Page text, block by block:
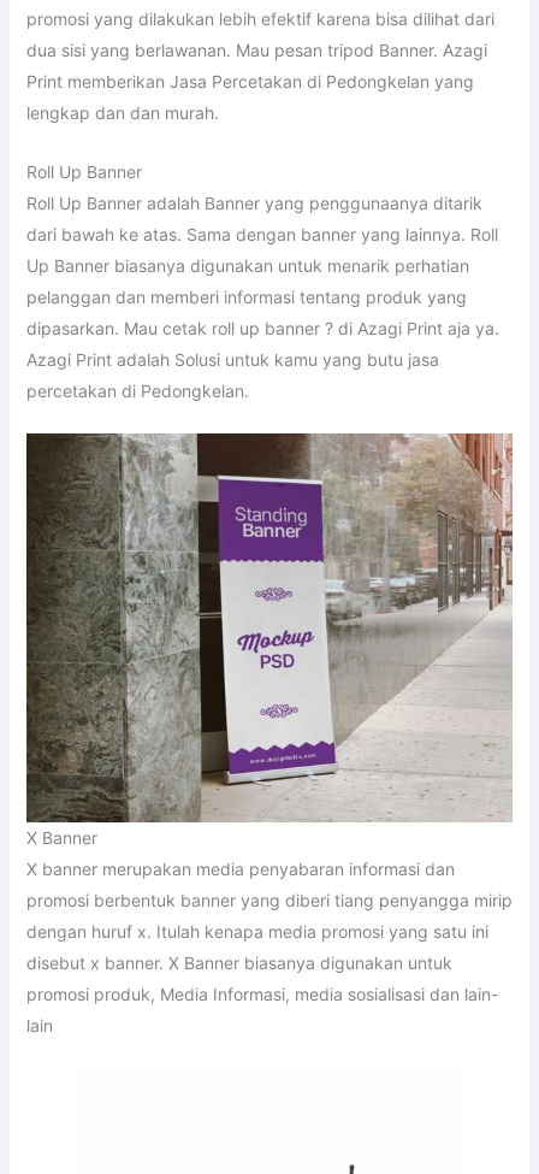
promosi yang dilakukan lebih efektif karena bisa dilihat dari
dua sisi yang berlawanan. Mau pesan tripod Banner. Azagi
Print memberikan Jasa Percetakan di Pedongkelan yang
lengkap dan dan murah.
Roll Up Banner
Roll Up Banner adalah Banner yang penggunaanya ditarik
dari bawah ke atas. Sama dengan banner yang lainnya. Roll
Up Banner biasanya digunakan untuk menarik perhatian
pelanggan dan memberi informasi tentang produk yang
dipasarkan. Mau cetak roll up banner ? di Azagi Print aja ya.
Azagi Print adalah Solusi untuk kamu yang butu jasa
percetakan di Pedongkelan.
X Banner
X banner merupakan media penyabaran informasi dan
promosi berbentuk banner yang diberi tiang penyangga mirip
dengan huruf x. Itulah kenapa media promosi yang satu ini
disebut x banner. X Banner biasanya digunakan untuk
promosi produk, Media Informasi, media sosialisasi dan lain-
lain